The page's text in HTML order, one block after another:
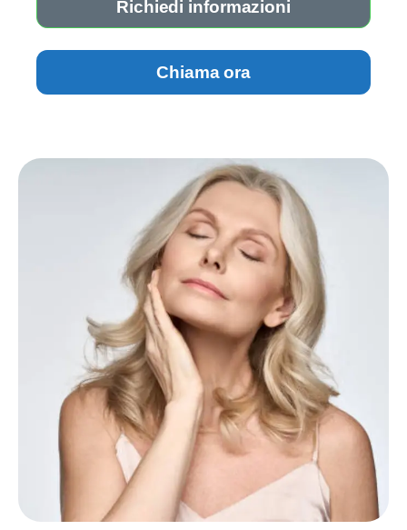
Richiedi informazioni
Chiama ora